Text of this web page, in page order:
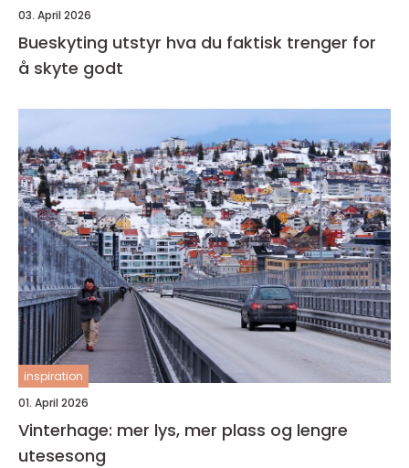
03. April 2026
Bueskyting utstyr hva du faktisk trenger for
å skyte godt
inspiration
01. April 2026
Vinterhage: mer lys, mer plass og lengre
utesesong